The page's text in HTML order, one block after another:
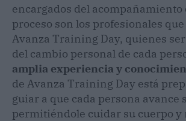
encargados del acompañamiento
proceso son los profesionales
Avanza Training Day, quienes
del cambio personal de cada
amplia experiencia y
de Avanza Training Day está
guiar a que cada persona avance
permitiéndole cuidar su cuerpo y